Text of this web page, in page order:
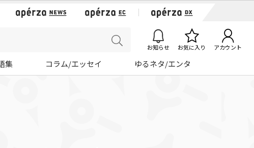
お知らせ お気に入り アカウント
集 コラム/エッセイ ゆるネタ/エンタ